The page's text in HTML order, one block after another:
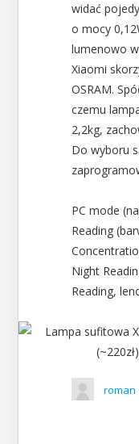
widać
o mocy
lumenowo
Xiaomi
OSRAM.
czemu
2,2kg,
Do wyboru
PC mode
Reading
Night
Reading,
roman